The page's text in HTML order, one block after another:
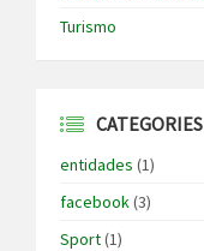
Turismo
CATEGORIES
entidades (1)
facebook(3)
Sport(1)